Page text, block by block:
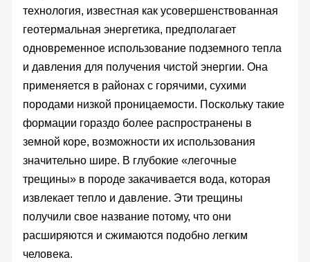
технология, известная как усовершенствованная
геотермальная энергетика, предполагает
одновременное использование подземного тепла
и давления для получения чистой энергии. Она
применяется в районах с горячими, сухими
породами низкой проницаемости. Поскольку такие
формации гораздо более распространены в
земной коре, возможности их использования
значительно шире. В глубокие «легочные
трещины» в породе закачивается вода, которая
извлекает тепло и давление. Эти трещины
получили свое название потому, что они
расширяются и сжимаются подобно легким
человека.